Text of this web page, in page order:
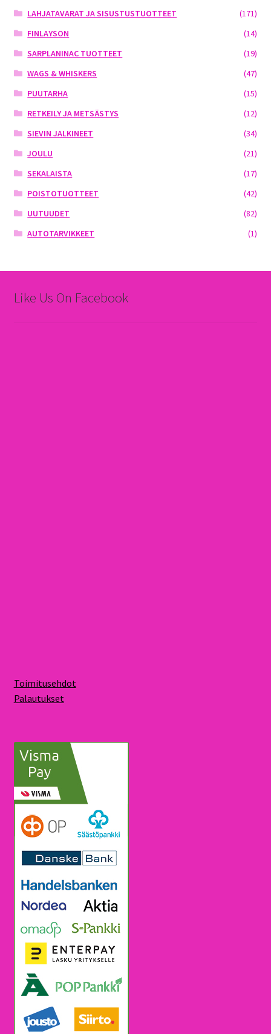
LAHJATAVARAT JA SISUSTUSTUOTTEET
(171)
FINLAYSON
(14)
SARPLANINAC TUOTTEET
(19)
WAGS & WHISKERS
(47)
PUUTARHA
(15)
RETKEILY JA METSÄSTYS
(12)
SIEVIN JALKINEET
(34)
JOULU
(21)
SEKALAISTA
(17)
POISTOTUOTTEET
(42)
UUTUUDET
(82)
AUTOTARVIKKEET
(1)
Like Us On Facebook
Toimitusehdot
Palautukset